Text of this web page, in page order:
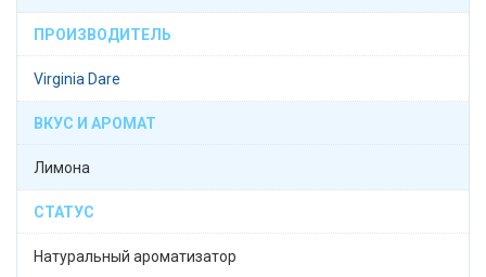
ПРОИЗВОДИТЕЛЬ
Virginia Dare
ВКУС И АРОМАТ
Лимона
СТАТУС
Натуральный ароматизатор